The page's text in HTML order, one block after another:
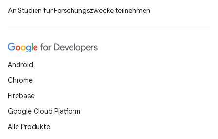
An Studien für Forschungszwecke teilnehmen
Android
Chrome
Firebase
Google Cloud Platform
Alle Produkte